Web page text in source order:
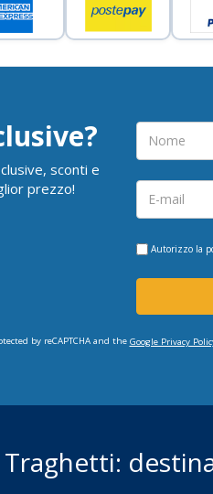
sconti e
prezzo!
Autorizzo la
by reCAPTCHA and the Google Privacy